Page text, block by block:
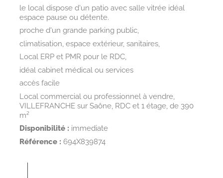
le local dispose d'un patio avec salle vitrée idéal
espace pause ou détente.
proche d'un grande parking public,
climatisation, espace extérieur, sanitaires,
Local ERP et PMR pour le RDC,
idéal cabinet médical ou services
accès facile
Local commercial ou professionnel à vendre,
VILLEFRANCHE sur Saône, RDC et 1 étage, de 390
m²
Disponibilité : immediate
Référence : 694X839874